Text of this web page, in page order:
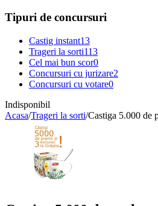
Tipuri de concursuri
Castig instant13
Trageri la sorti113
Cel mai bun scor0
Concursuri cu jurizare2
Concursuri cu votare0
Indisponibil
Acasa/Trageri la sorti/Castiga 5.000 de